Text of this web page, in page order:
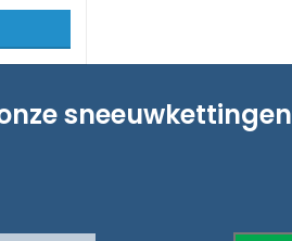
sneeuwkettingen